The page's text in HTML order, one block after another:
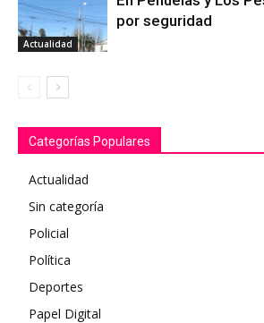
Actualidad
por seguridad
Categorías Populares
Actualidad
Sin categoría
Policial
Política
Deportes
Papel Digital